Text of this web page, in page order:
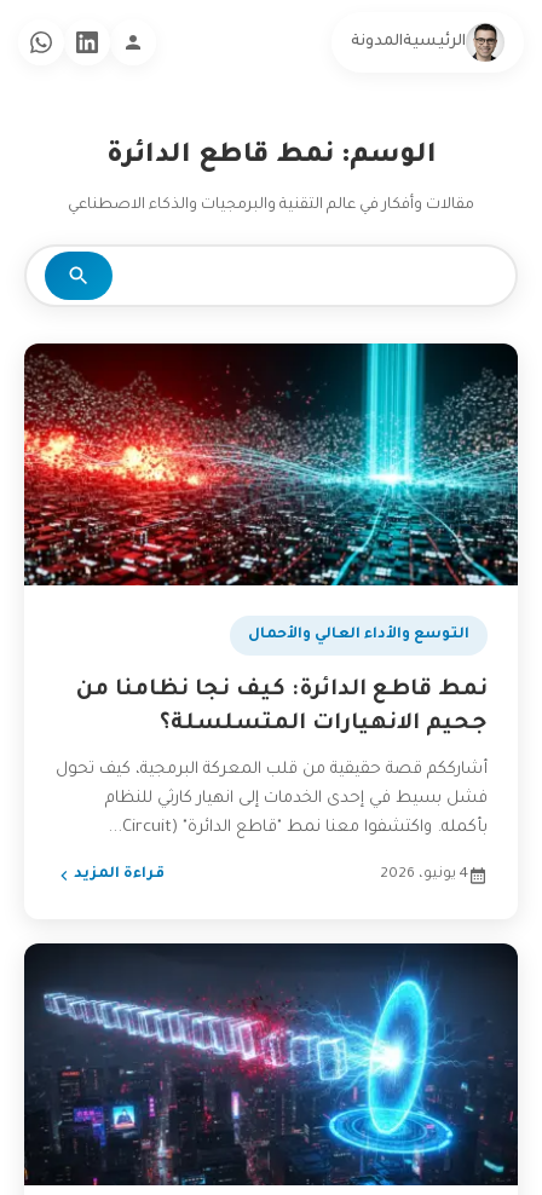
الرئيسيةالمدونة
الوسم: نمط قاطع الدائرة
مقالات وأفكار في عالم التقنية والبرمجيات والذكاء الاصطناعي
التوسع والأداء العالي والأحمال
نمط قاطع الدائرة: كيف نجا نظامنا من
جحيم الانهيارات المتسلسلة؟
أشارككم قصة حقيقية من قلب المعركة البرمجية، كيف تحول
فشل بسيط في إحدى الخدمات إلى انهيار كارثي للنظام
بأكمله. واكتشفوا معنا نمط "قاطع الدائرة" (Circuit...
4 يونيو، 2026 قراءة المزيد